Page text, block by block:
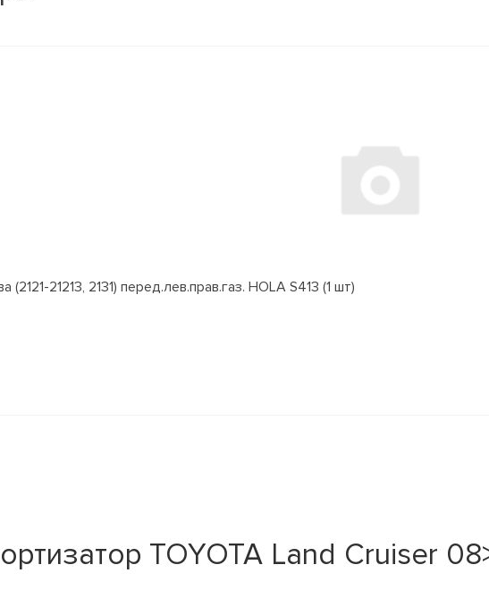
21213, 2131) перед.лев.прав.газ. HOLA S413 (1 шт)
TOYOTA Land Cruiser